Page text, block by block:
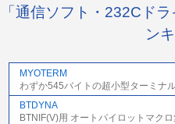
「通信ソフト・232Cド
ン
MYOTERM
わずか545バイトの超小型ターミナ
BTDYNA
BTNIF(V)用 オートパイロットマク